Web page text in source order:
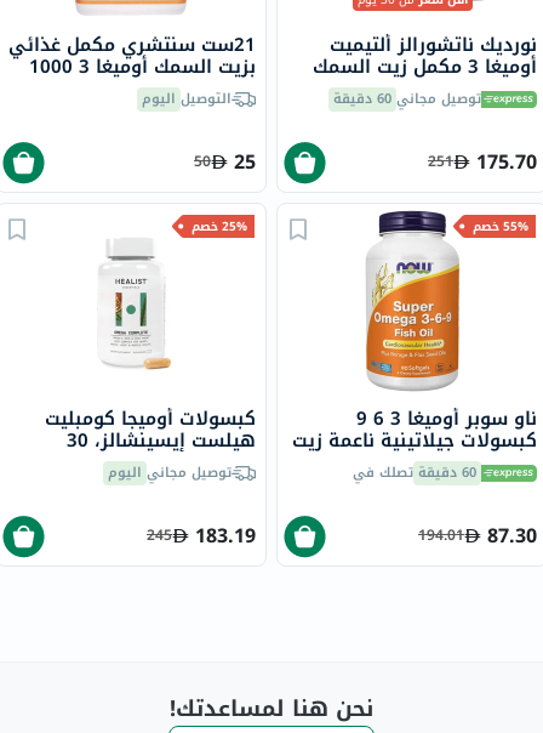
نورديك ناتشورالز ألتيميت
أوميغا 3 مكمل زيت السمك
بتركيز 1280 ملجم لكل وجبة
كبسولات هلامية لينة حزمة
توصيل مجاني60 دقيقة
175.70
251
21ست سنتشري مكمل غذائي
بزيت السمك أوميغا 3 1000
ملجم، كبسولات هلامية،
حزمة من 30 كبسولة
التوصيل اليوم
25
50
55% خصم
ناو سوبر أوميغا 3 6 9
كبسولات جيلاتينية ناعمة زيت
بذور الكتان زيت بذور لسان
الثور مكمل زيت السمك حزمة
60 دقيقة تصلك في
87.30
194.01
25% خصم
كبسولات أوميجا كومبليت
هيلست إيسينشالز، 30
كبسولة
توصيل مجاني اليوم
183.19
245
نحن هنا لمساعدتك!